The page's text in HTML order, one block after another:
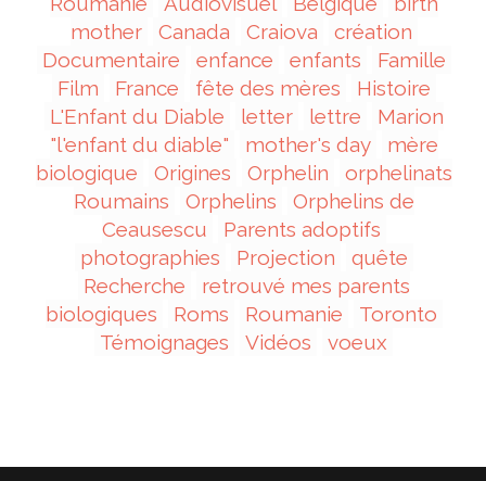
mother
Canada Craiova
création
Documentaire
enfance enfants
Famille
Film
France fête des mères
Histoire
L'Enfant du Diable
letter lettre
Marion
"l'enfant du diable"
mother's day
mère
biologique
Origines Orphelin
orphelinats
Roumains
Orphelins
Orphelins de
Ceausescu
Parents adoptifs
photographies
Projection
quête
Recherche
retrouvé mes parents
biologiques
Roms Roumanie
Toronto
Témoignages
Vidéos voeux